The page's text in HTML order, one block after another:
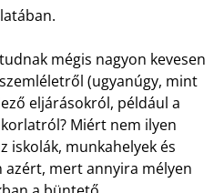
mégis nagyon kevesen
(ugyanúgy, mint
eljárásokról, például a
Miért nem ilyen
iskolák, munkahelyek és
azért, mert annyira mélyen